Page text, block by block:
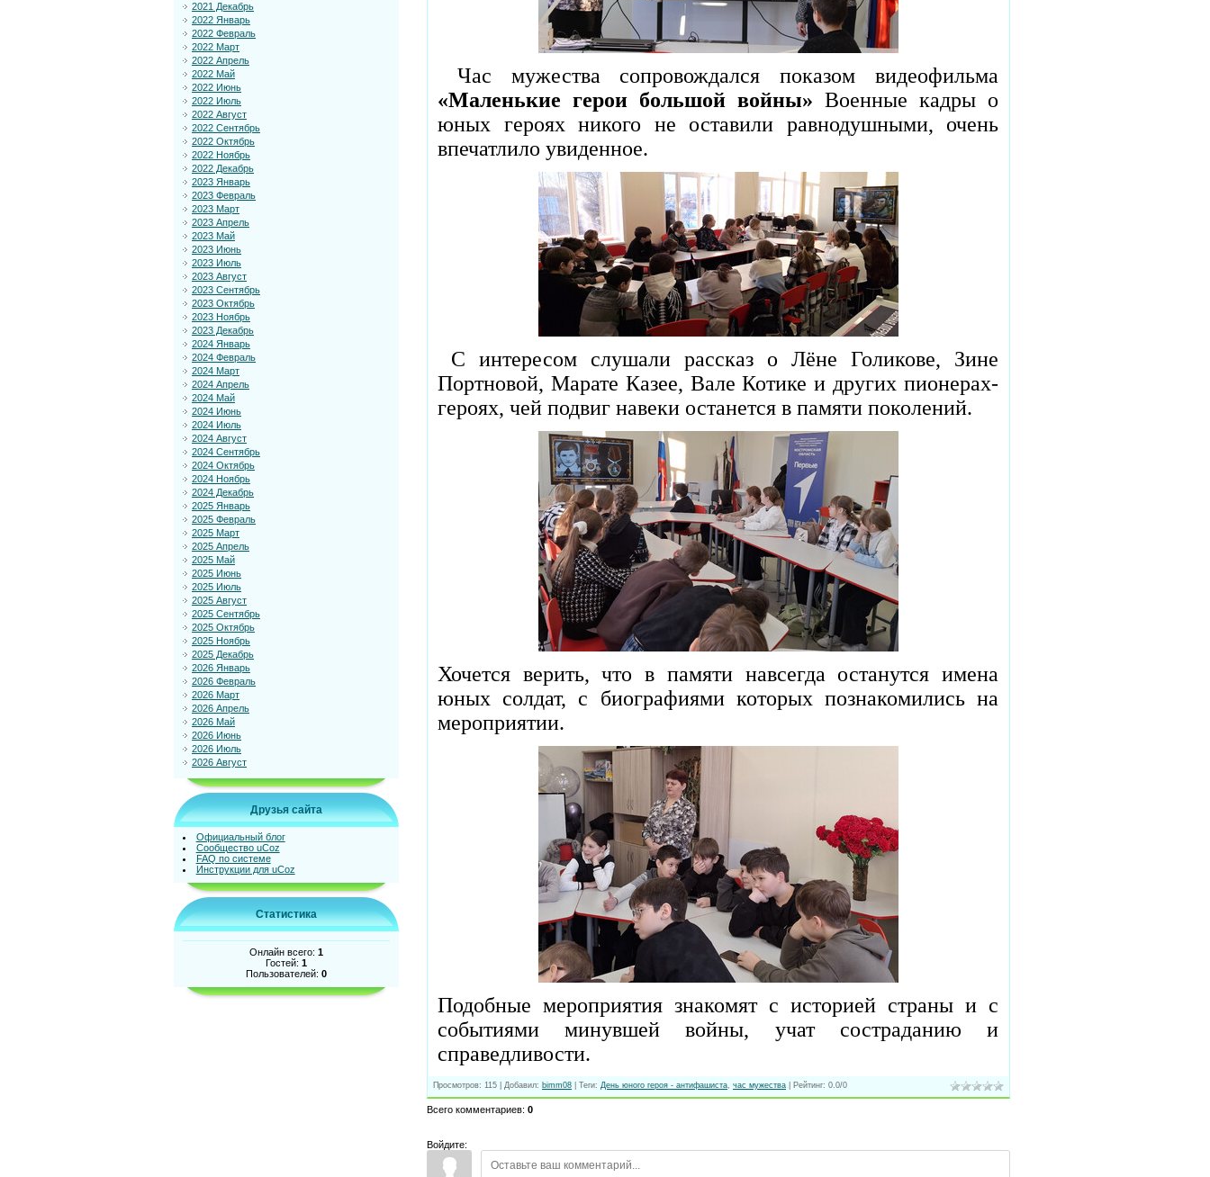
2021 Декабрь
2022 Январь
2022 Февраль
2022 Март
2022 Апрель
2022 Май
2022 Июнь
2022 Июль
2022 Август
2022 Сентябрь
2022 Октябрь
2022 Ноябрь
2022 Декабрь
2023 Январь
2023 Февраль
2023 Март
2023 Апрель
2023 Май
2023 Июнь
2023 Июль
2023 Август
2023 Сентябрь
2023 Октябрь
2023 Ноябрь
2023 Декабрь
2024 Январь
2024 Февраль
2024 Март
2024 Апрель
2024 Май
2024 Июнь
2024 Июль
2024 Август
2024 Сентябрь
2024 Октябрь
2024 Ноябрь
2024 Декабрь
2025 Январь
2025 Февраль
2025 Март
2025 Апрель
2025 Май
2025 Июнь
2025 Июль
2025 Август
2025 Сентябрь
2025 Октябрь
2025 Ноябрь
2025 Декабрь
2026 Январь
2026 Февраль
2026 Март
2026 Апрель
2026 Май
2026 Июнь
2026 Июль
2026 Август
Друзья сайта
Официальный блог
Сообщество uCoz
FAQ по системе
Инструкции для uCoz
Статистика
Онлайн всего: 1
Гостей: 1
Пользователей: 0
Час мужества сопровождался показом видеофильма
«Маленькие герои большой войны» Военные кадры о
юных героях никого не оставили равнодушными, очень
впечатлило увиденное.
С интересом слушали рассказ о Лёне Голикове, Зине
Портновой, Марате Казее, Вале Котике и других пионерах-
героях, чей подвиг навеки останется в памяти поколений.
Хочется верить, что в памяти навсегда останутся имена
юных солдат, с биографиями которых познакомились на
мероприятии.
Подобные мероприятия знакомят с историей страны и с
событиями минувшей войны, учат состраданию и
справедливости.
Просмотров: 115 Добавил: bimm08 Теги: День юного героя - антифашиста, час мужества Рейтинг: 0.0/0
Всего комментариев: 0
Войдите: